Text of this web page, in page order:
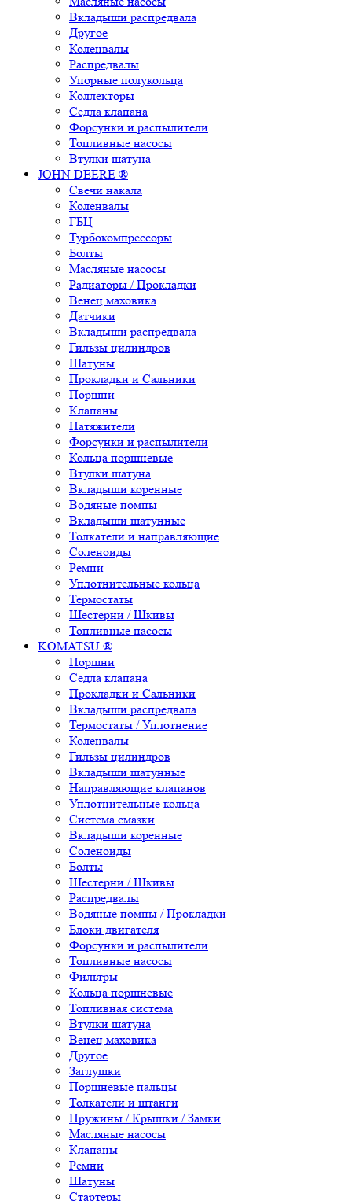
Вкладыши распредвала
Другое
Коленвалы
Распредвалы
Упорные полукольца
Коллекторы
Седла клапана
Форсунки и распылители
Топливные насосы
Втулки шатуна
JOHN DEERE ®
Свечи накала
Коленвалы
ГБЦ
Турбокомпрессоры
Болты
Масляные насосы
Радиаторы / Прокладки
Венец маховика
Датчики
Вкладыши распредвала
Гильзы цилиндров
Шатуны
Прокладки и Сальники
Поршни
Клапаны
Натяжители
Форсунки и распылители
Кольца поршневые
Втулки шатуна
Вкладыши коренные
Водяные помпы
Вкладыши шатунные
Толкатели и направляющие
Соленоиды
Ремни
Уплотнительные кольца
Термостаты
Шестерни / Шкивы
Топливные насосы
KOMATSU ®
Поршни
Седла клапана
Прокладки и Сальники
Вкладыши распредвала
Термостаты / Уплотнение
Коленвалы
Гильзы цилиндров
Вкладыши шатунные
Направляющие клапанов
Уплотнительные кольца
Система смазки
Вкладыши коренные
Соленоиды
Болты
Шестерни / Шкивы
Распредвалы
Водяные помпы / Прокладки
Блоки двигателя
Форсунки и распылители
Топливные насосы
Фильтры
Кольца поршневые
Топливная система
Втулки шатуна
Венец маховика
Другое
Заглушки
Поршневые пальцы
Толкатели и штанги
Пружины / Крышки / Замки
Масляные насосы
Клапаны
Ремни
Шатуны
Стартеры